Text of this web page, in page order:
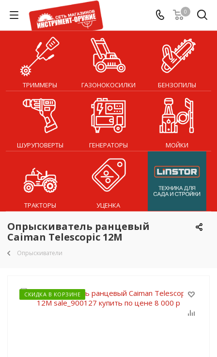
0
ТРИММЕРЫ ГАЗОНОКОСИЛКИ БЕНЗОПИЛЫ
ШУРУПОВЕРТЫ ГЕНЕРАТОРЫ МОЙКИ
ТРАКТОРЫ УЦЕНКА
Опрыскиватель ранцевый
Caiman Telescopic 12M
Опрыскиватели
СКИДКА В КОРЗИНЕ